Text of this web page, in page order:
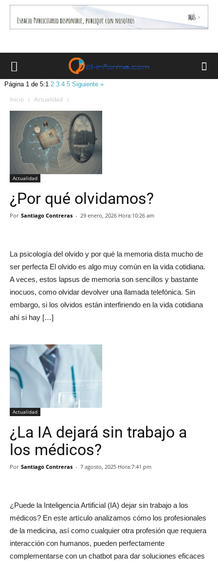
Página 1 de 5:12 3 4 5 Siguiente »
Inicio Actualidad
Actualidad
¿Por qué olvidamos?
Por Santiago Contreras - 29 enero, 2026 Hora:10:26 am
La psicología del olvido y por qué la memoria dista mucho de
ser perfecta El olvido es algo muy común en la vida cotidiana.
A veces, estos lapsus de memoria son sencillos y bastante
inocuos, como olvidar devolver una llamada telefónica. Sin
embargo, si los olvidos están interfiriendo en la vida cotidiana
ahí si hay […]
Actualidad
¿La IA dejará sin trabajo a
los médicos?
Por Santiago Contreras - 7 agosto, 2025 Hora:7:41 pm
¿Puede la Inteligencia Artificial (IA) dejar sin trabajo a los
médicos? En este artículo analizamos cómo los profesionales
de la medicina, así como cualquier otra profesión que requiera
interacción con humanos, pueden perfectamente
complementarse con un chatbot para dar soluciones eficaces